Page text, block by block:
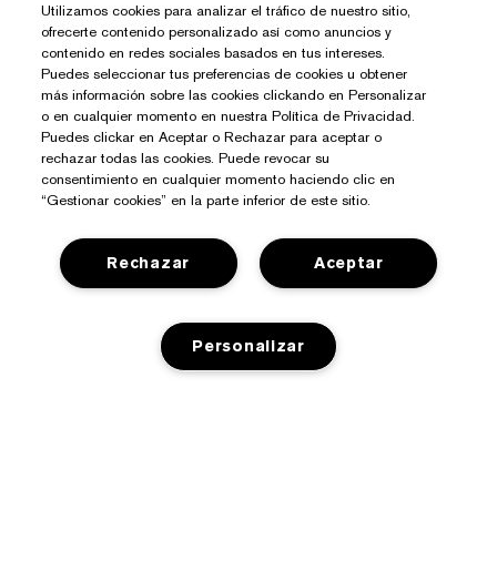
¿Necesitas Ayuda?
Sobre Estée Lauder
Utilizamos cookies para analizar el tráfico de nuestro sitio,
ofrecerte contenido personalizado así como anuncios y
contenido en redes sociales basados en tus intereses.
Puedes seleccionar tus preferencias de cookies u obtener
más información sobre las cookies clickando en Personalizar
o en cualquier momento en nuestra Política de Privacidad.
Puedes clickar en Aceptar o Rechazar para aceptar o
rechazar todas las cookies. Puede revocar su
consentimiento en cualquier momento haciendo clic en
“Gestionar cookies” en la parte inferior de este sitio.
Aceptar
Rechazar
Personalizar